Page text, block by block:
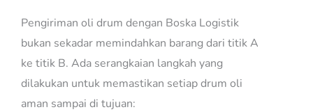
Pengiriman oli drum dengan Boska Logistik
bukan sekadar memindahkan barang dari titik A
ke titik B. Ada serangkaian langkah yang
dilakukan untuk memastikan setiap drum oli
aman sampai di tujuan: